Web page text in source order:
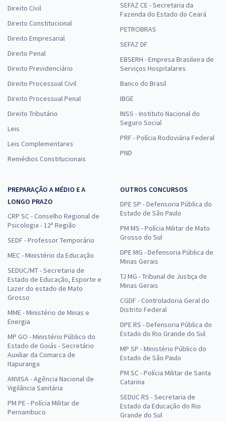
Direito Civil
Direito Constitucional
Direito Empresarial
Direito Penal
Direito Previdenciário
Direito Processual Civil
Direito Processual Penal
Direito Tributário
Leis
Leis Complementares
Remédios Constitucionais
SEFAZ CE - Secretaria da
Fazenda do Estado do Ceará
PETROBRAS
SEFAZ DF
EBSERH - Empresa Brasileira de
Serviços Hospitalares
Banco do Brasil
IBGE
INSS - Instituto Nacional do
Seguro Social
PRF - Polícia Rodoviária Federal
PND
PREPARAÇÃO A MÉDIO E A
LONGO PRAZO
CRP SC - Conselho Regional de
Psicologia - 12ª Região
SEDF - Professor Temporário
MEC - Ministério da Educação
SEDUC/MT - Secretaria de
Estado de Educação, Esporte e
Lazer do estado de Mato
Grosso
MME - Ministério de Minas e
Energia
MP GO - Ministério Público do
Estado de Goiás - Secretário
Auxiliar da Comarca de
Itapuranga
ANVISA - Agência Nacional de
Vigilância Sanitária
PM PE - Polícia Militar de
Pernambuco
OUTROS CONCURSOS
DPE SP - Defensoria Pública do
Estado de São Paulo
PM MS - Polícia Militar de Mato
Grosso do Sul
DPE MG - Defensoria Pública de
Minas Gerais
TJ MG - Tribunal de Justiça de
Minas Gerais
CGDF - Controladoria Geral do
Distrito Federal
DPE RS - Defensoria Pública do
Estado do Rio Grande do Sul
MP SP - Ministério Público do
Estado de São Paulo
PM SC - Polícia Militar de Santa
Catarina
SEDUC RS - Secretaria de
Estado da Educação do Rio
Grande do Sul